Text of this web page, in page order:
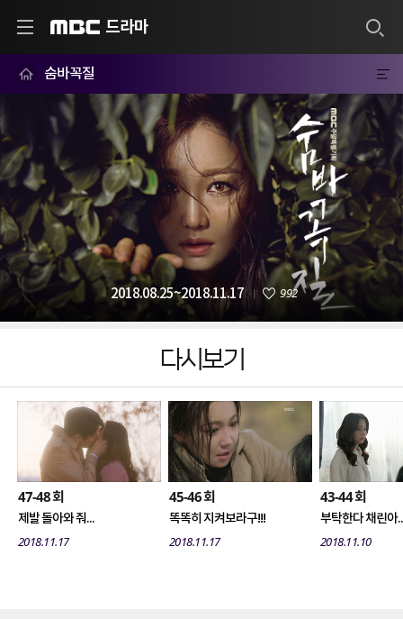
드라마
숨바꼭질
2018.08.25~2018.11.17 992
다시보기
47-48회
제발 돌아와 줘...
2018.11.17
45-46회
똑똑히 지켜보라구!!!
2018.11.17
43-44회
부탁한다 채린아
2018.11.10